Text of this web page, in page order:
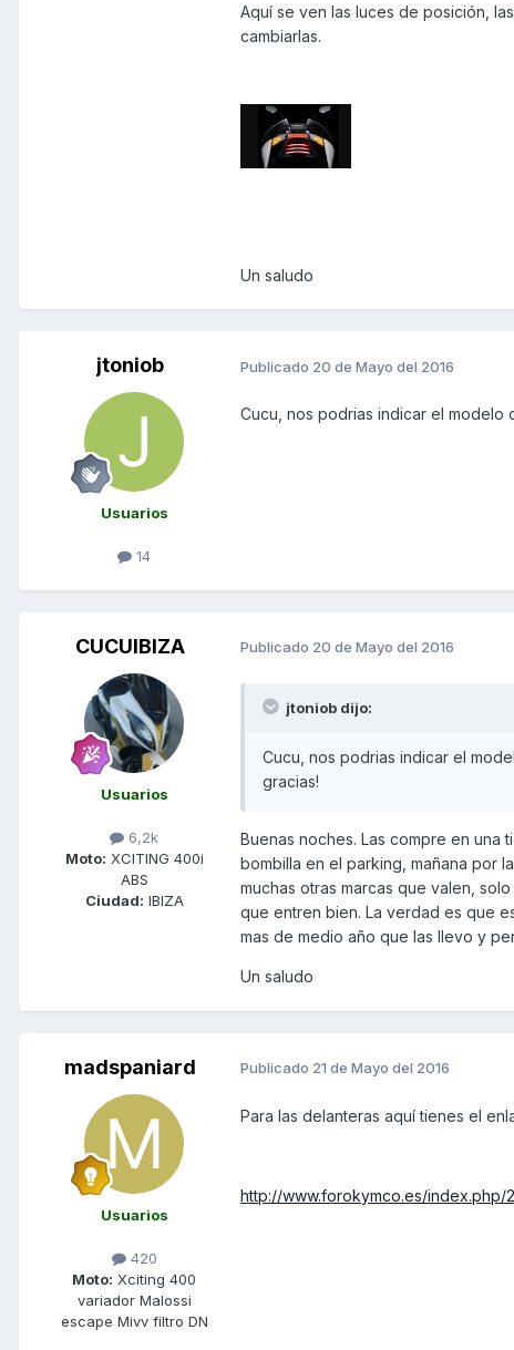
Aquí se ven las luces de posición,
cambiarlas.
Un saludo
jtoniob
Usuarios
14
Publicado 20 de Mayo del 2016
Cucu, nos podrias indicar el modelo
CUCUIBIZA
Usuarios
6,2k
Moto: XCITING 400i
ABS
Ciudad: IBIZA
Publicado 20 de Mayo del 2016
jtoniob dijo:
Cucu, nos podrias indicar el
gracias!
Buenas noches. Las compre en
bombilla en el parking, mañana por
muchas otras marcas que valen,
que entren bien. La verdad es que
mas de medio año que las llevo y
Un saludo
madspaniard
Usuarios
420
Moto: Xciting 400
variador Malossi
escape Mivv filtro DN
Publicado 21 de Mayo del 2016
Para las delanteras aquí tienes el
http://www.forokymco.es/